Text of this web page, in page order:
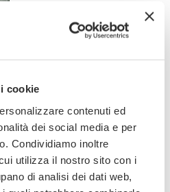
cookie
contenuti ed
dei social media e per
Condividiamo inoltre
utilizza il nostro sito con i
di analisi dei dati web,
del 10% sul
ordine
newsletter